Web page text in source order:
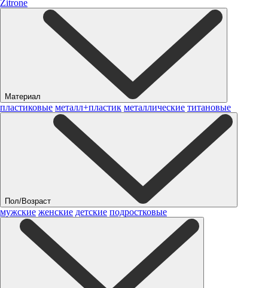
Zitrone
Материал
пластиковые металл+пластик металлические титановые
Пол/Возраст
мужские женские детские подростковые